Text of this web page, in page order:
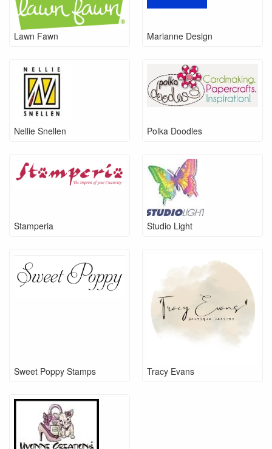
Lawn Fawn Marianne Design
Nellie Snellen Polka Doodles
Stamperia Studio Light
Sweet Poppy Stamps Tracy Evans